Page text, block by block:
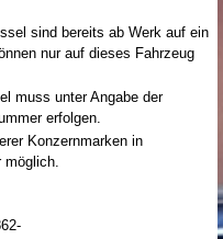
sind bereits ab Werk auf ein
nur auf dieses Fahrzeug
muss unter Angabe der
erfolgen.
Konzernmarken in
möglich.